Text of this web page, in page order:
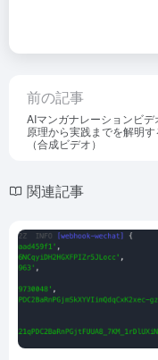
前の記事
AIマンガナレーションビデ
原理から実践までを解明す
（合成ビデオ）
関連記事